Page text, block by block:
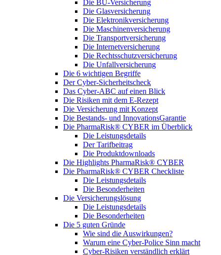
Die BU-Versicherung
Die Glasversicherung
Die Elektronikversicherung
Die Maschinenversicherung
Die Transportversicherung
Die Internetversicherung
Die Rechtsschutzversicherung
Die Unfallversicherung
Die 6 wichtigen Begriffe
Der Cyber-Sicher­heits­check
Das Cyber-ABC auf einen Blick
Die Risiken mit dem E-Rezept
Die Versicherung mit Konzept
Die Bestands- und InnovationsGarantie
Die PharmaRisk® CYBER im Überblick
Die Leistungsdetails
Der Tarifbeitrag
Die Produktdownloads
Die Highlights PharmaRisk® CYBER
Die PharmaRisk® CYBER Checkliste
Die Leistungsdetails
Die Besonderheiten
Die Versicherungslösung
Die Leistungsdetails
Die Besonderheiten
Die 5 guten Gründe
Wie sind die Auswirkungen?
Warum eine Cyber-Police Sinn macht
Cyber-Risiken verständlich erklärt